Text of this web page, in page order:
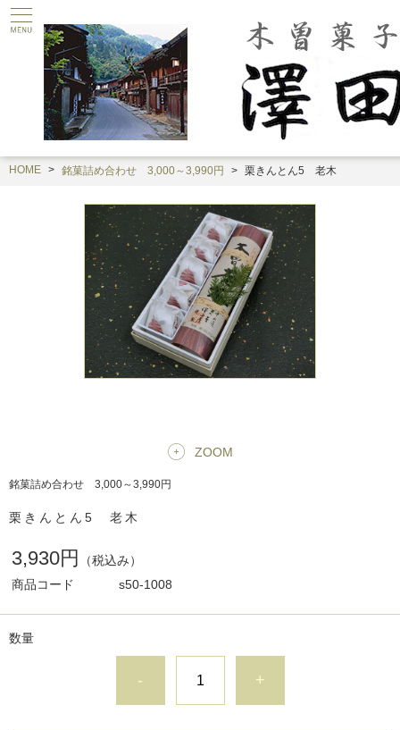
HOME 銘菓詰め合わせ 3,000～3,990円 栗きんとん5 老木
ZOOM
銘菓詰め合わせ 3,000～3,990円
栗きんとん5 老木
3,930円
（税込み）
商品コード
s50-1008
数量
- +